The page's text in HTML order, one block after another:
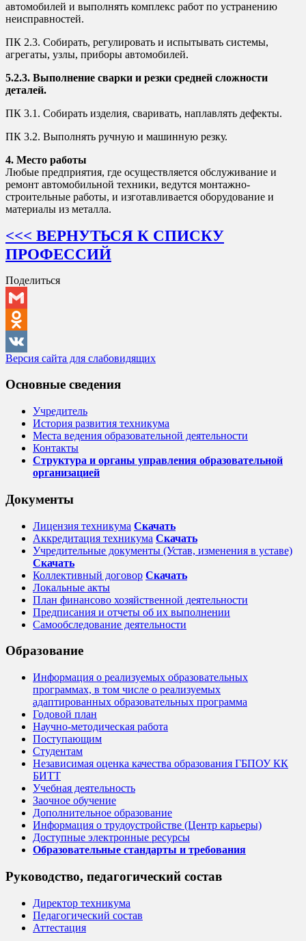
автомобилей и выполнять комплекс работ по устранению
неисправностей.
ПК 2.3. Собирать, регулировать и испытывать системы,
агрегаты, узлы, приборы автомобилей.
5.2.3. Выполнение сварки и резки средней сложности
деталей.
ПК 3.1. Собирать изделия, сваривать, наплавлять дефекты.
ПК 3.2. Выполнять ручную и машинную резку.
4. Место работы
Любые предприятия, где осуществляется обслуживание и
ремонт автомобильной техники, ведутся монтажно-
строительные работы, и изготавливается оборудование и
материалы из металла.
<<< ВЕРНУТЬСЯ К СПИСКУ
ПРОФЕССИЙ
Поделиться
Gmail
Odnoklassniki
VK
Версия сайта для слабовидящих
Основные сведения
Учредитель
История развития техникума
Места ведения образовательной деятельности
Контакты
Структура и органы управления образовательной
организацией
Документы
Лицензия техникума Скачать
Аккредитация техникума Скачать
Учредительные документы (Устав, изменения в уставе)
Скачать
Коллективный договор Cкачать
Локальные акты
План финансово хозяйственной деятельности
Предписания и отчеты об их выполнении
Самообследование деятельности
Образование
Информация о реализуемых образовательных
программах, в том числе о реализуемых
адаптированных образовательных программа
Годовой план
Научно-методическая работа
Поступающим
Студентам
Независимая оценка качества образования ГБПОУ КК
БИТТ
Учебная деятельность
Заочное обучение
Дополнительное образование
Информация о трудоустройстве (Центр карьеры)
Доступные электронные ресурсы
Образовательные стандарты и требования
Руководство, педагогический состав
Директор техникума
Педагогический состав
Аттестация